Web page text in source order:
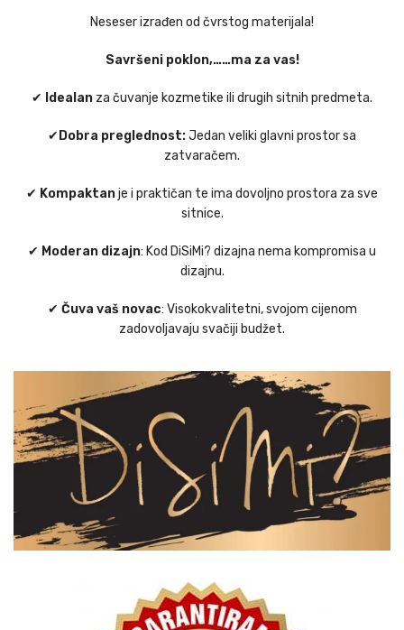
Neseser izrađen od čvrstog materijala!
Savršeni poklon,……ma za vas!
✔ Idealan za čuvanje kozmetike ili drugih sitnih predmeta.
✔ Dobra preglednost:Jedan veliki glavni prostor sa
zatvaračem.
✔ Kompaktanje i praktičan te ima dovoljno prostora za sve
sitnice.
✔ Moderan dizajn: Kod DiSiMi? dizajna nema kompromisa u
dizajnu.
✔ Čuva vaš novac: Visokokvalitetni, svojom cijenom
zadovoljavaju svačiji budžet.